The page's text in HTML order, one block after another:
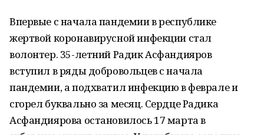
Впервые с начала пандемии в республике
жертвой коронавирусной инфекции стал
волонтер. 35-летний Радик Асфандияров
вступил в ряды добровольцев с начала
пандемии, а подхватил инфекцию в феврале и
сгорел буквально за месяц. Сердце Радика
Асфандиярова остановилось 17 марта в